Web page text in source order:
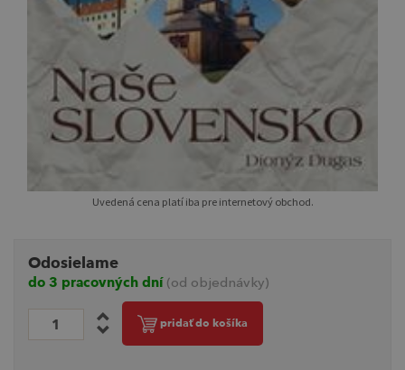
Uvedená cena platí iba pre internetový obchod.
Odosielame
do 3 pracovných dní (od objednávky)
pridať do košíka